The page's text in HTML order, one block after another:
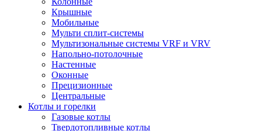
Крышные
Мобильные
Мульти сплит-системы
Мультизональные системы VRF и VRV
Напольно-потолочные
Настенные
Оконные
Прецизионные
Центральные
Котлы и горелки
Газовые котлы
Твердотопливные котлы